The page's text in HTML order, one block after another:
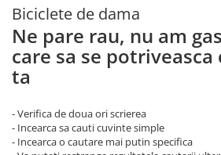
Biciclete de oras
Biciclete copii
Biciclete de dama
Biciclete pliabile
Biciclete de sosea
Longboard electric
Skateboard electric
Role electrice
Triciclete electrice
Hoverboard
Biciclete de dama
Ne pare rau, nu am
care sa se potriveasca
ta
- Verifica de doua ori scrierea
- Incearca sa cauti cuvinte simple
- Incearca o cautare mai putin specifica